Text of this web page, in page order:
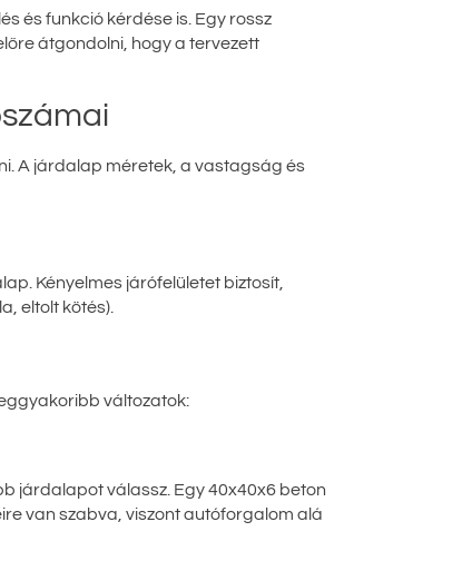
és funkció kérdése is. Egy rossz
átgondolni, hogy a tervezett
A járdalap méretek, a vastagság és
Kényelmes járófelületet biztosít,
eltolt kötés).
változatok:
járdalapot válassz. Egy 40x40x6 beton
van szabva, viszont autóforgalom alá